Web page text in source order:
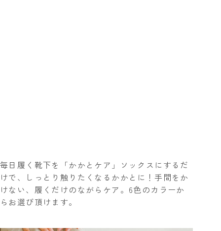
毎日履く靴下を「かかとケア」ソックスにするだ
けで、しっとり触りたくなるかかとに！手間をか
けない、履くだけのながらケア。 6色のカラーか
らお選び頂けます。